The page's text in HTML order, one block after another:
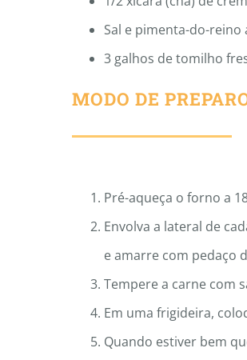
Sal e pimenta-do-reino
3 galhos de tomilho
MODO DE
Pré-aqueça o forno a
Envolva a lateral de
e amarre com pedaço
Tempere a carne com
Em uma frigideira,
Quando estiver bem